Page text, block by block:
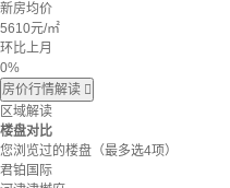
新房均价
5610元/㎡
环比上月
0%
房价行情解读 
区域解读
楼盘对比
您浏览过的楼盘 （最多选4项）
君铂国际